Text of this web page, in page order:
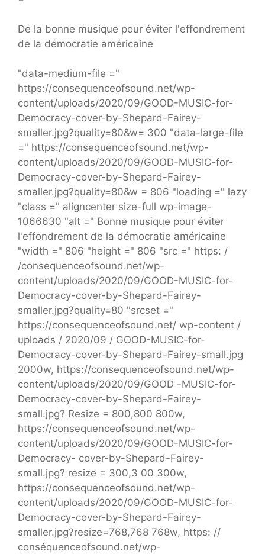
De la bonne musique pour éviter l'effondrement
de la démocratie américaine
"data-medium-file ="
https://consequenceofsound.net/wp-
content/uploads/2020/09/GOOD-MUSIC-for-
Democracy-cover-by-Shepard-Fairey-
smaller.jpg?quality=80&w= 300 "data-large-file
=" https://consequenceofsound.net/wp-
content/uploads/2020/09/GOOD-MUSIC-for-
Democracy-cover-by-Shepard-Fairey-
smaller.jpg?quality=80&w = 806 "loading =" lazy
"class =" aligncenter size-full wp-image-
1066630 "alt =" Bonne musique pour éviter
l'effondrement de la démocratie américaine
"width =" 806 "height =" 806 "src =" https: /
/consequenceofsound.net/wp-
content/uploads/2020/09/GOOD-MUSIC-for-
Democracy-cover-by-Shepard-Fairey-
smaller.jpg?quality=80 "srcset ="
https://consequenceofsound.net/ wp-content /
uploads / 2020/09 / GOOD-MUSIC-for-
Democracy-cover-by-Shepard-Fairey-small.jpg
2000w, https://consequenceofsound.net/wp-
content/uploads/2020/09/GOOD -MUSIC-for-
Democracy-cover-by-Shepard-Fairey-
small.jpg? Resize = 800,800 800w,
https://consequenceofsound.net/wp-
content/uploads/2020/09/GOOD-MUSIC-for-
Democracy- cover-by-Shepard-Fairey-
small.jpg? resize = 300,3 00 300w,
https://consequenceofsound.net/wp-
content/uploads/2020/09/GOOD-MUSIC-for-
Democracy-cover-by-Shepard-Fairey-
smaller.jpg?resize=768,768 768w, https: //
conséquenceofsound.net/wp-